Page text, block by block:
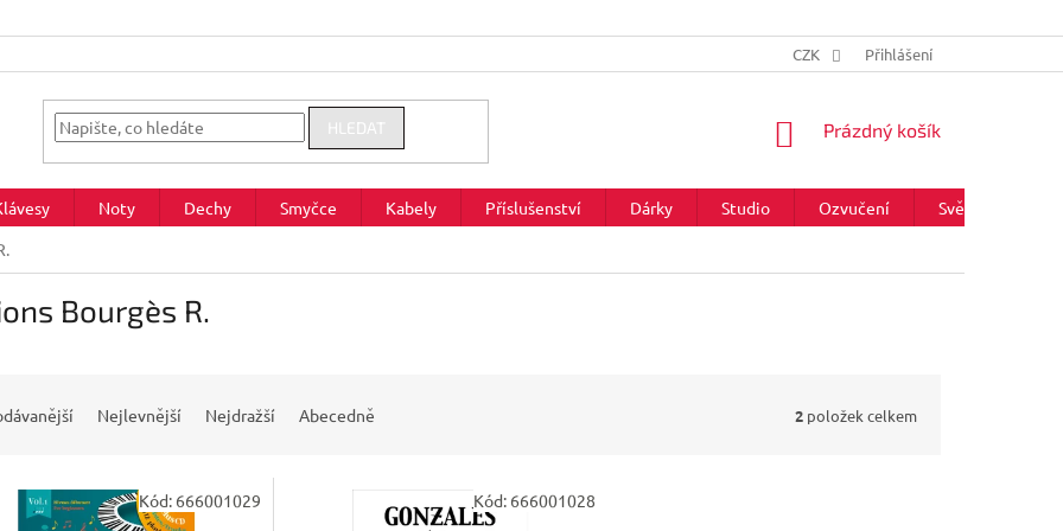
CZK Přihlášení
HLEDAT
NÁKUPNÍ
Prázdný košík
Noty Dechy Smyčce Kabely Příslušenství Dárky Studio Ozvučení Světla
Bourgès R.
Nejlevnější Nejdražší Abecedně 2 položek celkem
Kód: 666001029 Kód: 666001028